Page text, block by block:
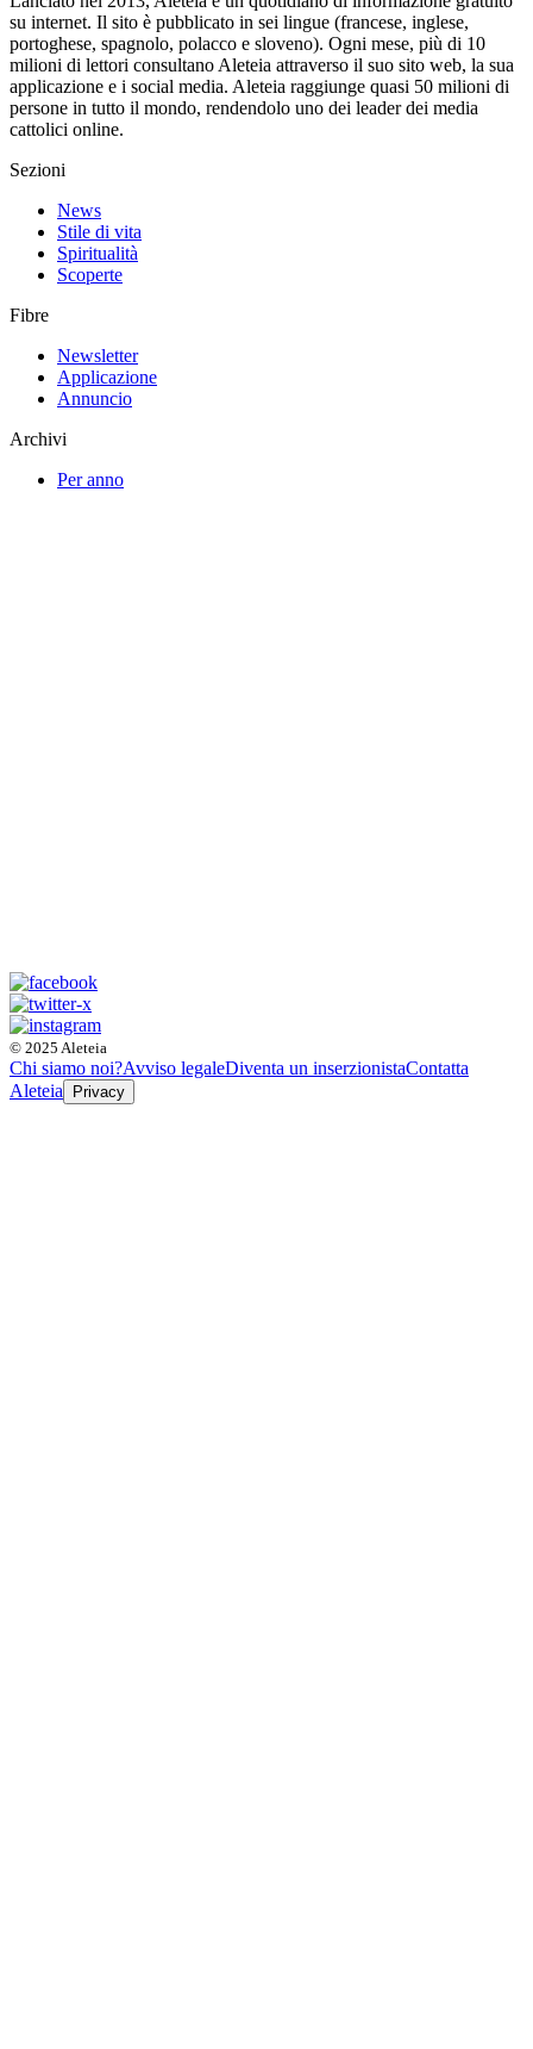
su internet. Il sito è pubblicato in sei lingue (francese, inglese,
portoghese, spagnolo, polacco e sloveno). Ogni mese, più di 10
milioni di lettori consultano Aleteia attraverso il suo sito web, la sua
applicazione e i social media. Aleteia raggiunge quasi 50 milioni di
persone in tutto il mondo, rendendolo uno dei leader dei media
cattolici online.
Sezioni
News
Stile di vita
Spiritualità
Scoperte
Fibre
Newsletter
Applicazione
Annuncio
Archivi
Per anno
© 2025 Aleteia
Chi siamo noi?Avviso legaleDiventa un inserzionistaContatta
Aleteia
Privacy